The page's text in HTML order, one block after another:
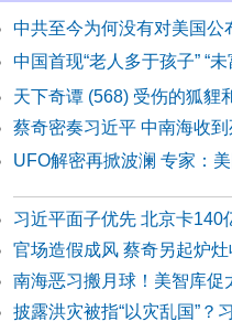
中共至今为何没有对美国公
中国首现“老人多于孩子” “
天下奇谭 (568) 受伤的狐貍
蔡奇密奏习近平 中南海收
UFO解密再掀波澜 专家：
习近平面子优先 北京卡140
官场造假成风 蔡奇另起炉
南海恶习搬月球！美智库促
披露洪灾被指“以灾乱国”？